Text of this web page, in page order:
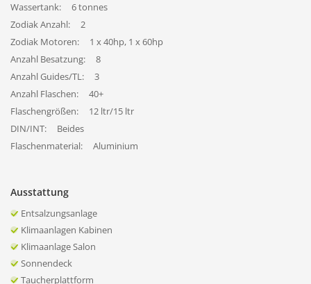
Wassertank:
6 tonnes
Zodiak Anzahl:
2
Zodiak Motoren:
1 x 40hp, 1 x 60hp
Anzahl Besatzung:
8
Anzahl Guides/TL:
3
Anzahl Flaschen:
40+
Flaschengrößen:
12 ltr/15 ltr
DIN/INT:
Beides
Flaschenmaterial:
Aluminium
Ausstattung
Entsalzungsanlage
Klimaanlagen Kabinen
Klimaanlage Salon
Sonnendeck
Taucherplattform